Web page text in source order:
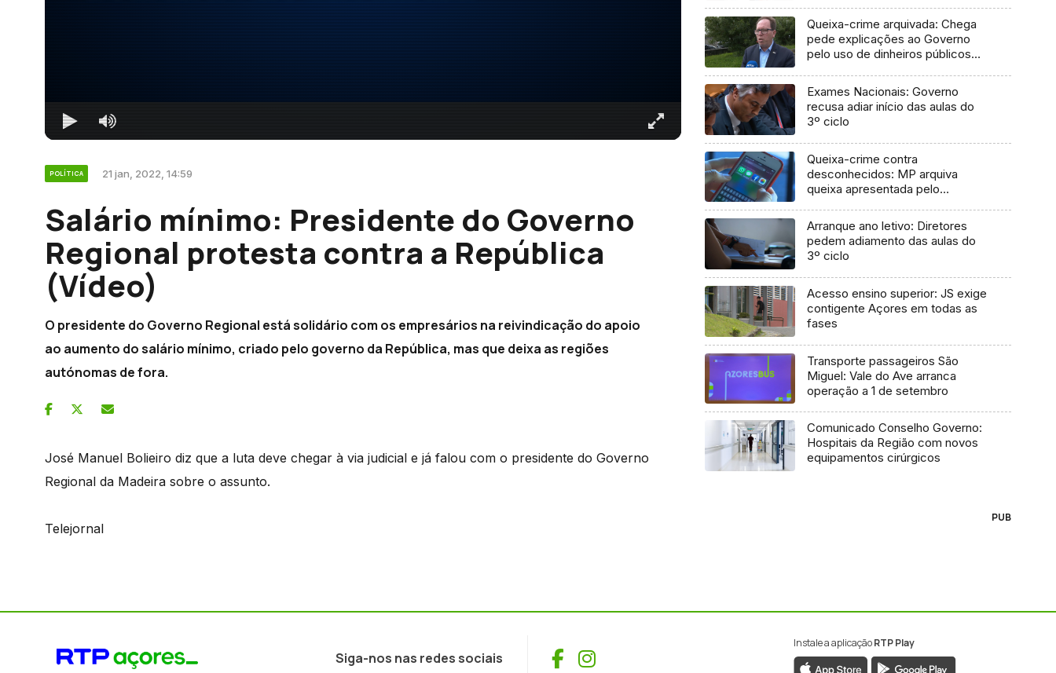
POLÍTICA 21 jan, 2022, 14:59
Salário mínimo: Presidente do Governo
Regional protesta contra a República
(Vídeo)
O presidente do Governo Regional está solidário com os empresários na reivindicação do apoio
ao aumento do salário mínimo, criado pelo governo da República, mas que deixa as regiões
autónomas de fora.
José Manuel Bolieiro diz que a luta deve chegar à via judicial e já falou com o presidente do Governo
Regional da Madeira sobre o assunto.
Telejornal
Queixa-crime arquivada: Chega
pede explicações ao Governo
pelo uso de dinheiros públicos
Exames Nacionais: Governo
recusa adiar início das aulas do
3º ciclo
Queixa-crime contra
desconhecidos: MP arquiva
queixa apresentada pelo
Arranque ano letivo: Diretores
pedem adiamento das aulas do
3º ciclo
Acesso ensino superior: JS exige
contigente Açores em todas as
fases
Transporte passageiros São
Miguel: Vale do Ave arranca
operação a 1 de setembro
Comunicado Conselho Governo:
Hospitais da Região com novos
equipamentos cirúrgicos
PUB
Siga-nos nas redes sociais Facebook
Instagram
Instale a aplicaçãoRTP Play